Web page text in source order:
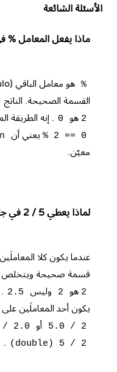
الأسئلة الشائعة
ماذا يفعل المعامل %
%
القسمة الصحيحة. الناتج
2 هو 0 . إنه الطريقة
% 2 == 0 يعني أن n
معيّن.
لماذا يعطي 5 / 2 في جافا الناتج 2 بدلاً من 2.5؟
عندما يكون كلا
قسمة صحيحة ويتخلص
2 هو 2 وليس 2.5
يكون أحد المعاملَين على
5.0 / 2 أو / 2.0
(double) 5 / 2
.